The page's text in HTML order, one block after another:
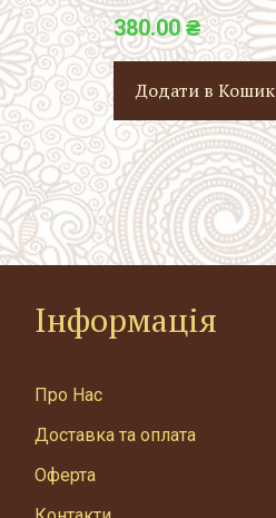
380.00 ₴
Додати в Кошик
Інформація
Про Нас
Доставка та оплата
Оферта